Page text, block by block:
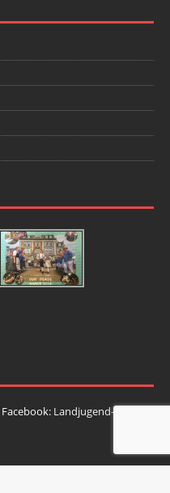
Facebook: Landjugend-